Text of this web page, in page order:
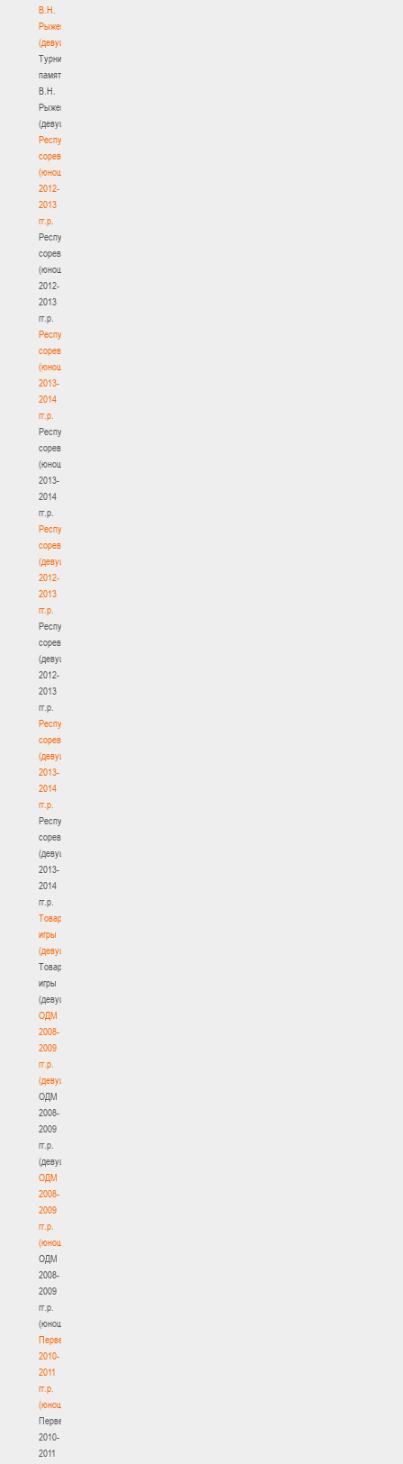
В.Н.
Рыженкова
(девушки)
Турнир
памяти
В.Н.
Рыженкова
(девушки)
Республиканские
соревнования
(юноши)
2012-
2013
гг.р.
Республиканские
соревнования
(юноши)
2012-
2013
гг.р.
Республиканские
соревнования
(юноши)
2013-
2014
гг.р.
Республиканские
соревнования
(юноши)
2013-
2014
гг.р.
Республиканские
соревнования
(девушки)
2012-
2013
гг.р.
Республиканские
соревнования
(девушки)
2012-
2013
гг.р.
Республиканские
соревнования
(девушки)
2013-
2014
гг.р.
Республиканские
соревнования
(девушки)
2013-
2014
гг.р.
Товарищеские
игры
(девушки)
Товарищеские
игры
(девушки)
ОДМ
2008-
2009
гг.р.
(девушки)
ОДМ
2008-
2009
гг.р.
(девушки)
ОДМ
2008-
2009
гг.р.
(юноши)
ОДМ
2008-
2009
гг.р.
(юноши)
Первенство
2010-
2011
гг.р.
(юноши)
Первенство
2010-
2011